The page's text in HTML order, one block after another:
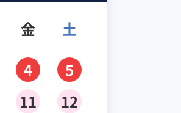
金
土
4
5
11
12